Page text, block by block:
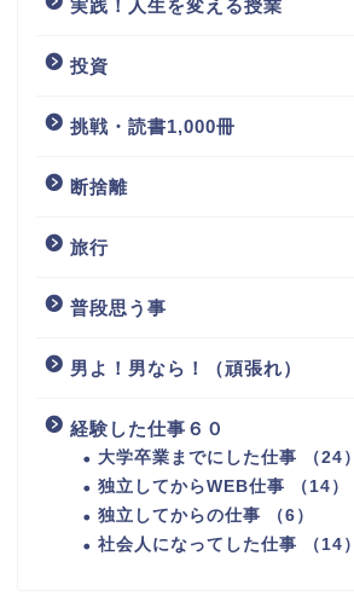
実践！人生を変える授業
投資
挑戦・読書1,000冊
断捨離
旅行
普段思う事
男よ！男なら！（頑張れ）
経験した仕事６０
大学卒業までにした仕事 （24）
独立してからWEB仕事 （14）
独立してからの仕事 （6）
社会人になってした仕事 （14）